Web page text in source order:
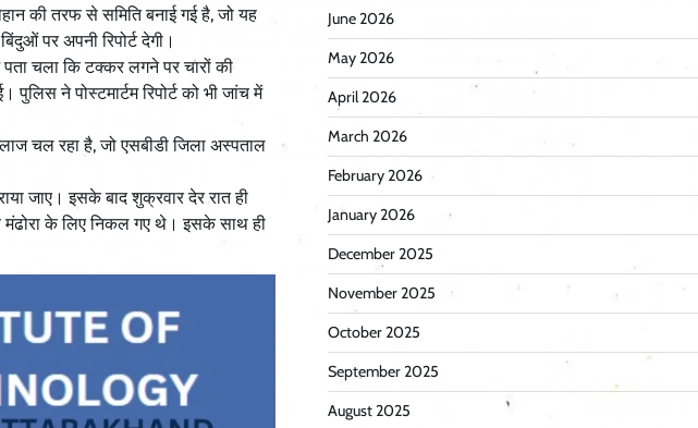
की तरफ से समिति बनाई गई है, जो यह
पर अपनी रिपोर्ट देगी।
चला कि टक्कर लगने पर चारों की
ने पोस्टमार्टम रिपोर्ट को भी जांच में
चल रहा है, जो एसबीडी जिला अस्पताल
जाए। इसके बाद शुक्रवार देर रात ही
मंढोरा के लिए निकल गए थे। इसके साथ ही
June 2026
May 2026
April 2026
March 2026
February 2026
January 2026
December 2025
November 2025
October 2025
September 2025
August 2025